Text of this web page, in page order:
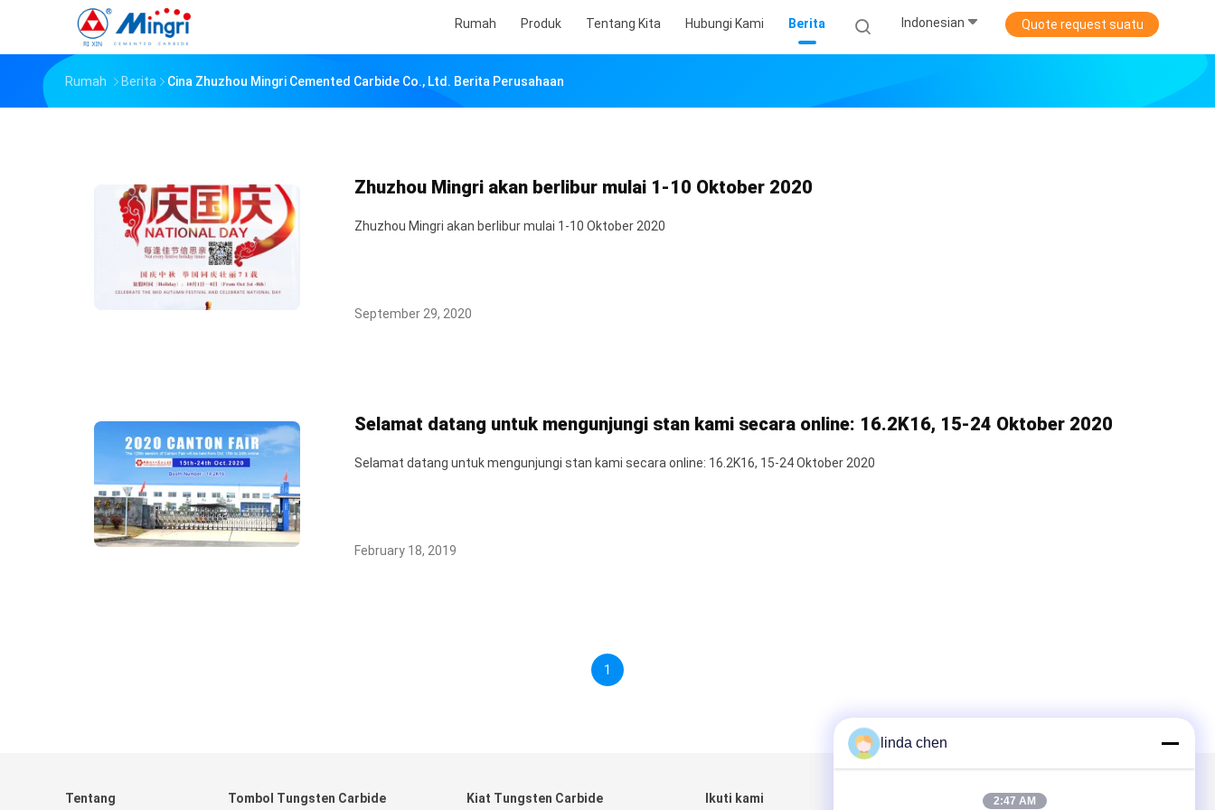
Rumah Produk Tentang Kita Hubungi Kami Berita Indonesian Quote request suatu
Rumah Berita Cina Zhuzhou Mingri Cemented Carbide Co., Ltd. Berita Perusahaan
Zhuzhou Mingri akan berlibur mulai 1-10 Oktober 2020
Zhuzhou Mingri akan berlibur mulai 1-10 Oktober 2020
September 29, 2020
Selamat datang untuk mengunjungi stan kami secara online: 16.2K16, 15-24 Oktober 2020
Selamat datang untuk mengunjungi stan kami secara online: 16.2K16, 15-24 Oktober 2020
February 18, 2019
1
Tentang Tombol Tungsten Carbide Kiat Tungsten Carbide Ikuti kami Kirimkan Kami
linda chen
2:47 AM